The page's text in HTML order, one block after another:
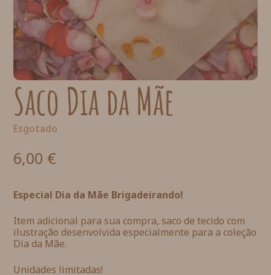
Saco Dia da Mãe
6,00 €
Especial Dia da Mãe Brigadeirando!
Item adicional para sua compra, saco de tecido com
ilustração desenvolvida especialmente para a coleção
Dia da Mãe.
Unidades limitadas!
Esgotado